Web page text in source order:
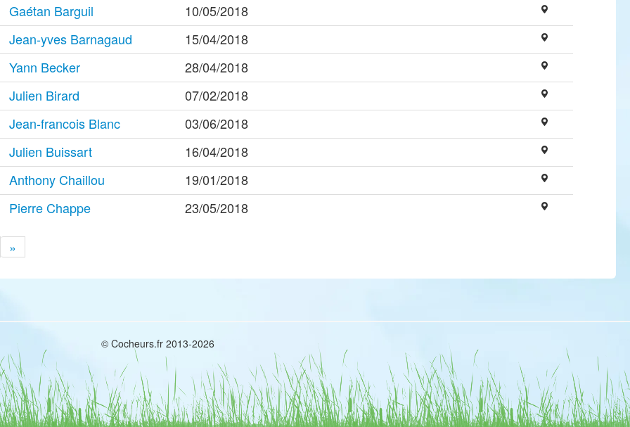
Gaétan Barguil
10/05/2018
Jean-yves Barnagaud
15/04/2018
Yann Becker
28/04/2018
Julien Birard
07/02/2018
Jean-francois Blanc
03/06/2018
Julien Buissart
16/04/2018
Anthony Chaillou
19/01/2018
Pierre Chappe
23/05/2018
»
© Cocheurs.fr 2013-2026